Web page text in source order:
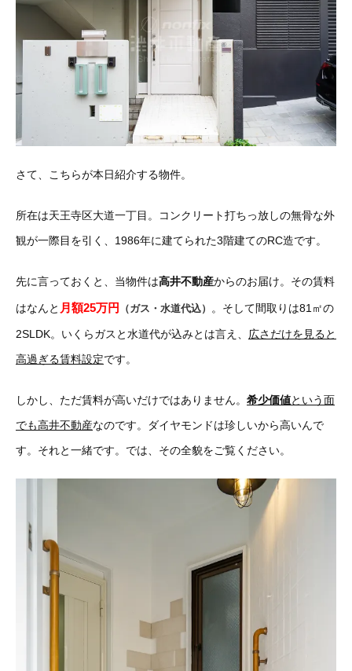
さて、こちらが本日紹介する物件。
所在は天王寺区大道一丁目。コンクリート打ちっ放しの無骨な外
観が一際目を引く、1986年に建てられた3階建てのRC造です。
先に言っておくと、当物件は高井不動産からのお届け。その賃料
はなんと 月額25万円 （ガス・水道代込） 。そして間取りは81㎡の
2SLDK。いくらガスと水道代が込みとは言え、 広さだけを見ると
高過ぎる賃料設定です。
しかし、ただ賃料が高いだけではありません。 希少価値という面
でも高井不動産なのです。ダイヤモンドは珍しいから高いんで
す。それと一緒です。では、その全貌をご覧ください。